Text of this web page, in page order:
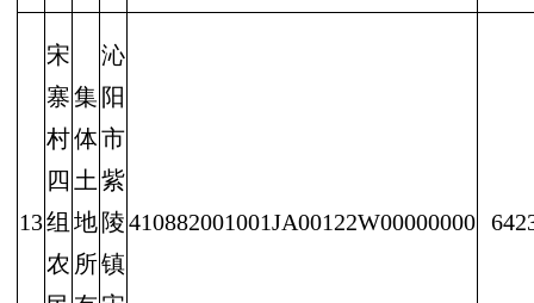
13
宋
寨
村
四
组
农
集
体
土
地
所
沁
阳
市
紫
陵
镇
410882001001JA00122W00000000